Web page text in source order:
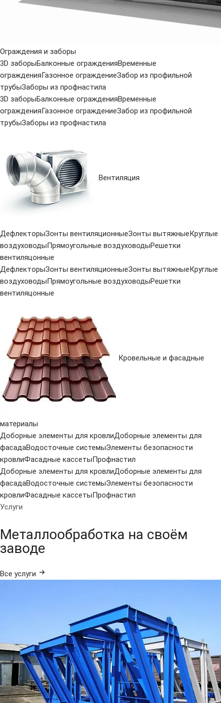
Ограждения и заборы
3D заборыБалконные огражденияВременные
огражденияГазонное ограждениеЗабор из профильной
трубыЗаборы из профнастила
3D заборыБалконные огражденияВременные
огражденияГазонное ограждениеЗабор из профильной
трубыЗаборы из профнастила
Вентиляция
ДефлекторыЗонты вентиляционныеЗонты вытяжныеКруглые
воздуховодыПрямоугольные воздуховодыРешетки
вентиляцонные
ДефлекторыЗонты вентиляционныеЗонты вытяжныеКруглые
воздуховодыПрямоугольные воздуховодыРешетки
вентиляцонные
Кровельные и фасадные
материалы
Доборные элементы для кровлиДоборные элементы для
фасадаВодосточные системыЭлементы безопасности
кровлиФасадные кассетыПрофнастил
Доборные элементы для кровлиДоборные элементы для
фасадаВодосточные системыЭлементы безопасности
кровлиФасадные кассетыПрофнастил
Услуги
Металлообработка на своём
заводе
Все услуги